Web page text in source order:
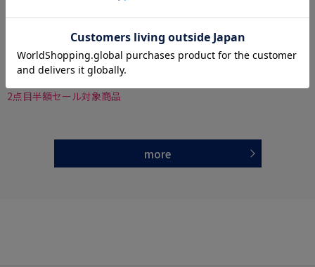
ayストレッチ無地カジュアルアウター
価格： 13,090円 (税込)
50%off
6,589円 (税込)
2点目半額セール対象商品
ット【セットアップ商品有】軽量ストレッチ
無地秋冬
価格：15,950円 (税込)
19%off
more